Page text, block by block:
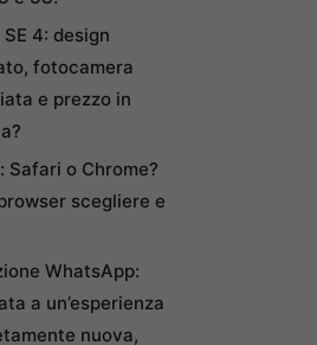
4: design
fotocamera
e prezzo in
Safari o Chrome?
scegliere e
WhatsApp:
a un’esperienza
nuova,